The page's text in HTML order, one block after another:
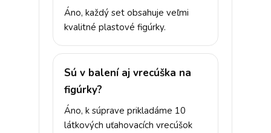
Áno, každý set obsahuje veľmi
kvalitné plastové figúrky.
Sú v balení aj vrecúška na
figúrky?
Áno, k súprave prikladáme 10
látkových uťahovacích vrecúšok